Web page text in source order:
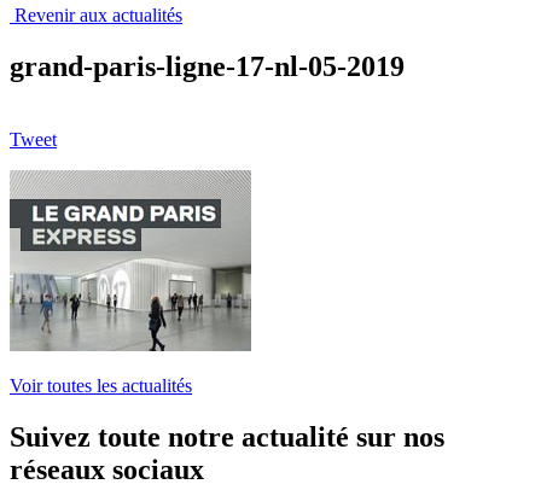
Revenir aux actualités
grand-paris-ligne-17-nl-05-2019
Tweet
Voir toutes les actualités
Suivez toute notre actualité sur nos
réseaux sociaux